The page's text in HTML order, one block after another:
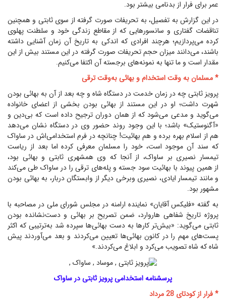
عمر برای فرار از بدنامی بیشتر بود.
در این گزارش به تفصیل، به تحریفات صورت گرفته از سوی ثابتی و همچنین
تناقضات گفتاری و سانسورهایی که از مقاطع زندگی خود و سلطنت پهلوی
کرده می‌پردازیم؛ هرچند افرادی که اندکی به تاریخ آن زمان آشنایی داشته
باشند، می‌دانند میزان حجم تحریفات صورت گرفته در این مستند بیش از این
مقدار است و ما تنها به نمونه‌های برجسته آن اکتفا می‌کنیم.
* مسلمان به وقت استخدام و بهائی به‌وقت ترقی
پرویز ثابتی چه در زمان خدمت در دستگاه شاه و چه بعد از آن به بهائی بودن
شهرت داشت؛ او در این مستند از بهائی بودن بخشی از اعضای خانواده
می‌گوید و مدعی می‌شود که از همان دوران ترجیح داده است که بی‌دین و
«آگنوستیک» باشد؛ با این وجود روند حضور وی در دستگاه نشان می‌دهد
هم از اسلام بهره برده و هم بهائیت! چنانچه در فرم استخدامی‌اش در ساواک
که سند آن موجود است، خود را مسلمان معرفی کرده اما بعد از ریاست
تیمسار نصیری بر ساواک، از آنجا که وی همشهری ثابتی و بهائی بود،
از همین پیوند با بهائیت سود جسته و پله‌های ترقی را در ساواک طی می‌کند
و مانند تیمسار ایادی، نصیری وبرخی دیگر از وابستگان دربار، به بهائی بودن
مشهور بود.
به گفته «فلیکس آقایان» نماینده ارامنه در مجلس شورای ملی در مصاحبه با
پروژه تاریخ شفاهی هاروارد، ضمن تصریح بر بهائی و دست‌نشانده بودن
ثابتی می‌گوید: «بیش‌تر کارها به دست بهائی‌ها سپرده شد به‌ترتیبی که اکثر
پست‌های مهم را در کانون بهائی‌ها تعیین می‌کردند و بعد می‌آوردند پیش
شاه که شاه تصویب می‌کرد و ابلاغ می‌کردند.»
پرسشنامه استخدامی پرویز ثابتی در ساواک
* فرار از کودتای 28 مرداد